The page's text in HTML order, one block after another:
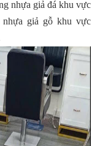
nhựa giả đá khu vực
nhựa giả gỗ khu vực